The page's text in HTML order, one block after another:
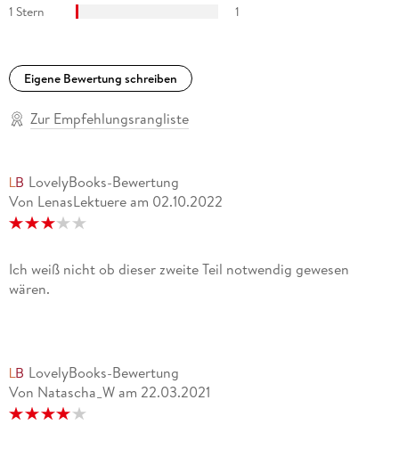
1 Stern
1
Eigene Bewertung schreiben
Zur Empfehlungsrangliste
LovelyBooks-Bewertung
Von LenasLektuere am 02.10.2022
Ich weiß nicht ob dieser zweite Teil notwendig gewesen
wären.
LovelyBooks-Bewertung
Von Natascha_W am 22.03.2021